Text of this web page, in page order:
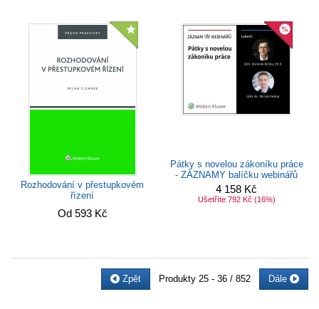
Rozhodování v přestupkovém
řízení
Od 593 Kč
Pátky s novelou zákoníku práce
- ZÁZNAMY balíčku webinářů
4 158 Kč
Ušetříte 792 Kč (16%)
Zpět Produkty 25 - 36 / 852 Dále